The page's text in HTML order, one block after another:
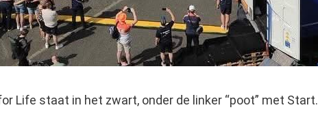
Life staat in het zwart, onder de linker “poot” met Start.